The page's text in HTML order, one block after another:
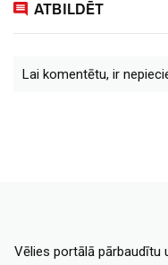
ATBILDĒT
Lai komentētu, ir
Vēlies portālā pārbaudītu